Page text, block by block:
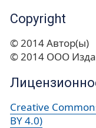
Copyright
© 2014 Автор(ы)
© 2014 ООО
Creative
BY 4.0)